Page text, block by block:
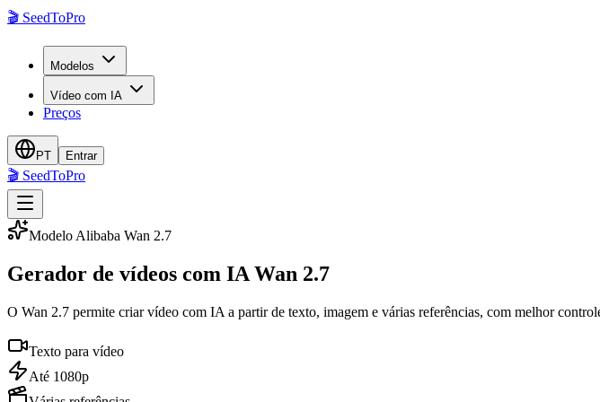
🎬 SeedToPro
Modelos
Vídeo com IA
Preços
PT Entrar
🎬 SeedToPro
Modelo Alibaba Wan 2.7
Gerador de vídeos com IA Wan 2.7
O Wan 2.7 permite criar vídeo com IA a partir de texto, imagem e várias referências, com melhor
Texto para vídeo
Até 1080p